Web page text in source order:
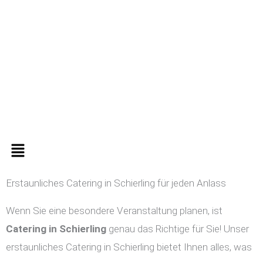
Menü
Erstaunliches Catering in Schierling für jeden Anlass
Wenn Sie eine besondere Veranstaltung planen, ist
Catering in Schierling genau das Richtige für Sie! Unser
erstaunliches Catering in Schierling bietet Ihnen alles, was